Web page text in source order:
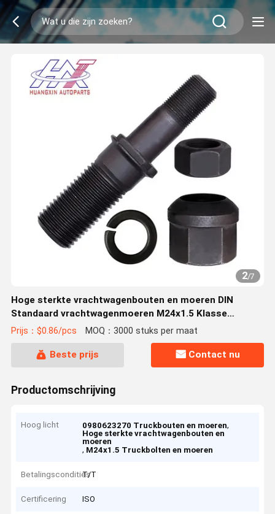
2/7
Hoge sterkte vrachtwagenbouten en moeren DIN
Standaard vrachtwagenmoeren M24x1.5 Klasse
10.9/12.9 Voor vrachtwagens 0980623270 0980613020
Prijs：$0.86/pcs MOQ：3000 stuks per maat
Beste prijs Contact nu
Productomschrijving
Hoog licht 0980623270 Truckbouten en moeren,
Hoge sterkte vrachtwagenbouten en
moeren
, M24x1.5 Truckbolten en moeren
Betalingscondities
T/T
Certificering ISO